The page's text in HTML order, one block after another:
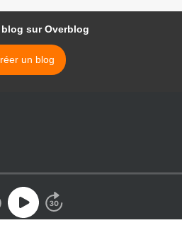
blog sur Overblog
un blog